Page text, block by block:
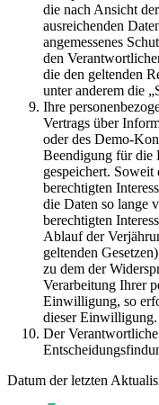
die nach Ansicht
ausreichenden
angemessenes
den
die den geltenden
unter anderem die
Ihre
Vertrags über
oder des Demo-
Beendigung für die
gespeichert.
berechtigten
die Daten so lange
berechtigten
Ablauf der
geltenden
zu dem der
Verarbeitung Ihrer
Einwilligung, so
dieser Einwilligung.
Der
Datum der letzten